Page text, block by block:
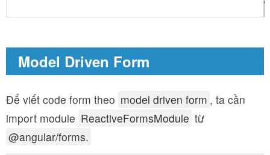
Model Driven Form
Để viết code form theo model driven form , ta cần
import module ReactiveFormsModule từ
@angular/forms.